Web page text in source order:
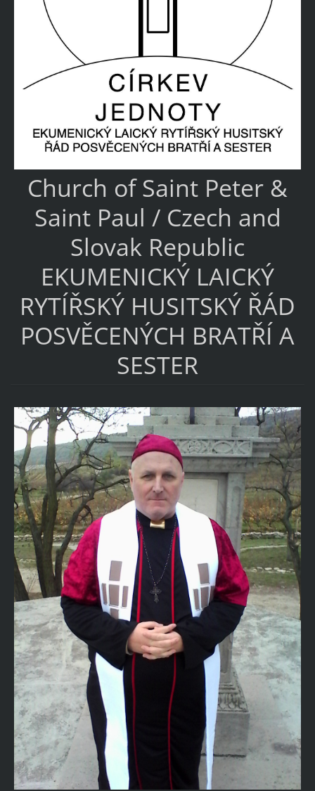
Church of Saint Peter &
Saint Paul / Czech and
Slovak Republic
EKUMENICKÝ LAICKÝ
RYTÍŘSKÝ HUSITSKÝ ŘÁD
POSVĚCENÝCH BRATŘÍ A
SESTER